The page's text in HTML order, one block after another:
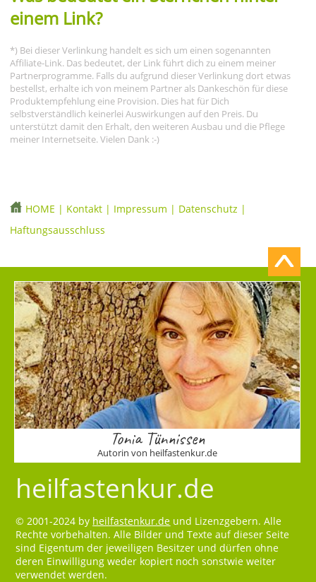
einem Link?
*) Bei dieser Verlinkung handelt es sich um einen sogenannten
Affiliate-Link. Das bedeutet, der Link führt dich zu einem meiner
Partnerprogramme. Falls du aufgrund dieser Verlinkung dort etwas
bestellst, erhalte ich von meinem Partner als Dankeschön für diese
Produktempfehlung eine Provision. Dies hat für Dich
selbstverständlich keinerlei Auswirkungen auf den Preis. Du
unterstützt damit den Erhalt, den weiteren Ausbau und die Pflege
meiner Internetseite. Vielen Dank :-)
HOME | Kontakt | Impressum | Datenschutz |
Haftungsausschluss
Tonia Tünnissen
Autorin von heilfastenkur.de
heilfastenkur.de
© 2001-2024 by heilfastenkur.de und Lizenzgebern. Alle
Rechte vorbehalten. Alle Bilder und Texte auf dieser Seite
sind Eigentum der jeweiligen Besitzer und dürfen ohne
deren Einwilligung weder kopiert noch sonstwie weiter
verwendet werden.